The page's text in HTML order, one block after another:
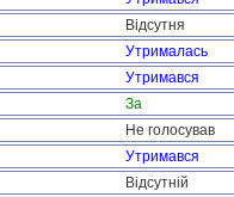
Відсутня
Утрималась
Утримався
За
Не голосував
Утримався
Відсутній